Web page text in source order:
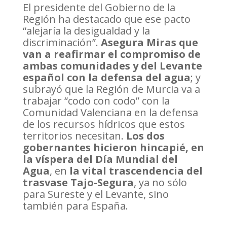
El presidente del Gobierno de la
Región ha destacado que ese pacto
“alejaría la desigualdad y la
discriminación”. Asegura Miras que
van a reafirmar el compromiso de
ambas comunidades y del Levante
español con la defensa del agua; y
subrayó que la Región de Murcia va a
trabajar “codo con codo” con la
Comunidad Valenciana en la defensa
de los recursos hídricos que estos
territorios necesitan. Los dos
gobernantes hicieron hincapié, en
la víspera del Día Mundial del
Agua, en la vital trascendencia del
trasvase Tajo-Segura, ya no sólo
para Sureste y el Levante, sino
también para España.